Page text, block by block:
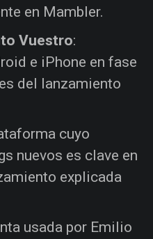
en Mambler.
Vuestro:
e iPhone en fase
del lanzamiento
cuyo
nuevos es clave en
explicada
usada por Emilio